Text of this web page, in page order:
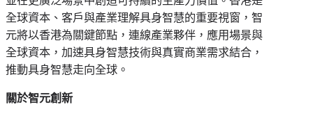
全球資本、客戶與產業理解具身智慧的重要視窗，智
元將以香港為關鍵節點，連線產業夥伴，應用場景與
全球資本，加速具身智慧技術與真實商業需求結合，
推動具身智慧走向全球。
關於智元創新